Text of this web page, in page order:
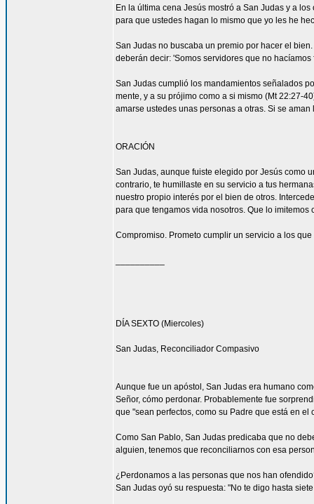
En la última cena Jesús mostró a San Judas y a
para que ustedes hagan lo mismo que yo les he
San Judas no buscaba un premio por hacer el
deberán decir: 'Somos servidores que no
San Judas cumplió los mandamientos señalados
mente, y a su prójimo como a si mismo (Mt 22:27-
amarse ustedes unas personas a otras. Si se
ORACIÓN
San Judas, aunque fuiste elegido por Jesús como
contrario, te humillaste en su servicio a tus
nuestro propio interés por el bien de otros.
para que tengamos vida nosotros. Que lo
Compromiso. Prometo cumplir un servicio a los
DÍA SEXTO (Miercoles)
San Judas, Reconciliador Compasivo
Aunque fue un apóstol, San Judas era humano
Señor, cómo perdonar. Probablemente fue
que "sean perfectos, como su Padre que está en el
Como San Pablo, San Judas predicaba que no
alguien, tenemos que reconciliarnos con esa
¿Perdonamos a las personas que nos han
San Judas oyó su respuesta: "No te digo hasta